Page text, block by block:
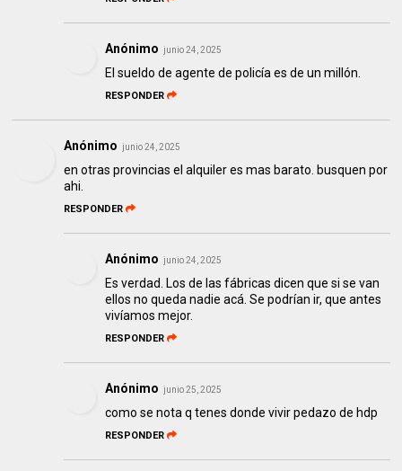
Anónimo junio 24, 2025
El sueldo de agente de policía es de un millón.
RESPONDER
Anónimo junio 24, 2025
en otras provincias el alquiler es mas barato. busquen por
ahi.
RESPONDER
Anónimo junio 24, 2025
Es verdad. Los de las fábricas dicen que si se van
ellos no queda nadie acá. Se podrían ir, que antes
vivíamos mejor.
RESPONDER
Anónimo junio 25, 2025
como se nota q tenes donde vivir pedazo de hdp
RESPONDER